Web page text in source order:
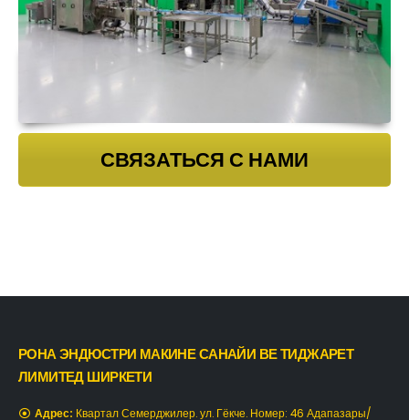
СВЯЗАТЬСЯ С НАМИ
РОНА ЭНДЮСТРИ МАКИНЕ САНАЙИ ВЕ ТИДЖАРЕТ
ЛИМИТЕД ШИРКЕТИ
Адрес: Квартал Семерджилер. ул. Гёкче. Номер: 46 Адапазары/